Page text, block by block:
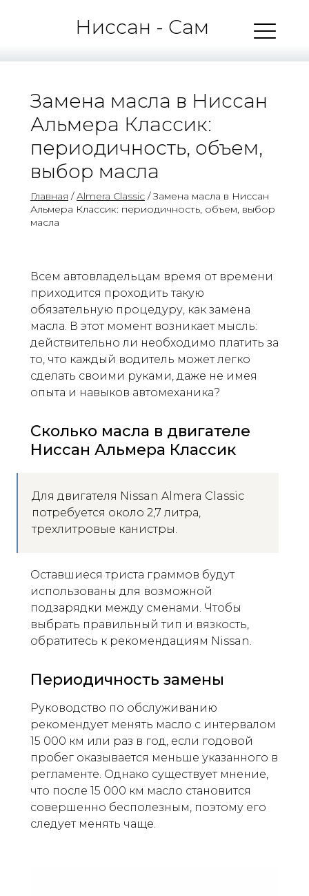
Ниссан - Сам
Замена масла в Ниссан
Альмера Классик:
периодичность, объем,
выбор масла
Главная /Almera Classic / Замена масла в Ниссан
Альмера Классик: периодичность, объем, выбор
масла
Всем автовладельцам время от времени
приходится проходить такую
обязательную процедуру, как замена
масла. В этот момент возникает мысль:
действительно ли необходимо платить за
то, что каждый водитель может легко
сделать своими руками, даже не имея
опыта и навыков автомеханика?
Сколько масла в двигателе
Ниссан Альмера Классик
Для двигателя Nissan Almera Classic
потребуется около 2,7 литра,
трехлитровые канистры.
Оставшиеся триста граммов будут
использованы для возможной
подзарядки между сменами. Чтобы
выбрать правильный тип и вязкость,
обратитесь к рекомендациям Nissan.
Периодичность замены
Руководство по обслуживанию
рекомендует менять масло с интервалом
15 000 км или раз в год, если годовой
пробег оказывается меньше указанного в
регламенте. Однако существует мнение,
что после 15 000 км масло становится
совершенно бесполезным, поэтому его
следует менять чаще.